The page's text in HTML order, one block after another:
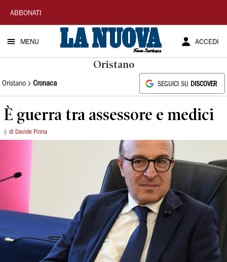
La
Nuova
Sardegna
ABBONATI
MENU ACCEDI
Oristano
Oristano Cronaca SEGUICI SU DISCOVER
È guerra tra assessore e medici
di Davide Pinna